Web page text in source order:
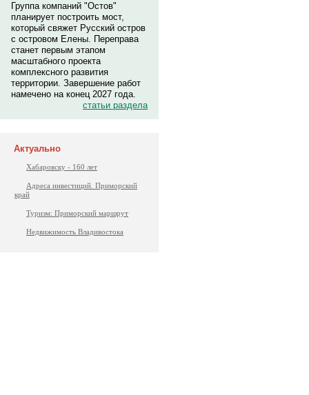
Группа компаний "Остов"
планирует построить мост,
который свяжет Русский остров
с островом Елены. Переправа
станет первым этапом
масштабного проекта
комплексного развития
территории. Завершение работ
намечено на конец 2027 года.
статьи раздела
Актуально
Хабаровску - 160 лет
Адреса инвестиций. Приморский
край
Туризм: Приморский маршрут
Недвижимость Владивостока